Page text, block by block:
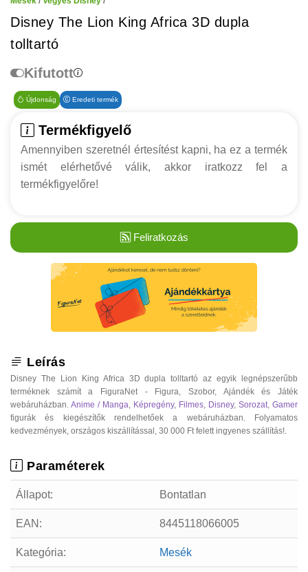
Disney The Lion King Africa 3D dupla
tolltartó
Kifutott
Újdonság Eredeti termék
Termékfigyelő
Amennyiben szeretnél értesítést kapni, ha ez a termék
ismét elérhetővé válik, akkor iratkozz fel a
termékfigyelőre!
Feliratkozás
Leírás
Disney The Lion King Africa 3D dupla tolltartó az egyik legnépszerűbb
terméknek számít a FiguraNet - Figura, Szobor, Ajándék és Játék
webáruházban. Anime / Manga Képregény, Filmes Disney, Sorozat Gamer
figurák és kiegészítők rendelhetőek a webáruházban. Folyamatos
kedvezmények, országos kiszállítással, 30 000 Ft felett ingyenes szállítás!.
Paraméterek
Állapot: Bontatlan
EAN: 8445118066005
Kategória: Mesék